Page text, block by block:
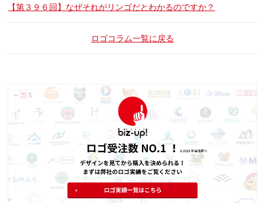
【第３９６回】なぜそれがリンゴだとわかるのですか？
ロゴコラム一覧に戻る